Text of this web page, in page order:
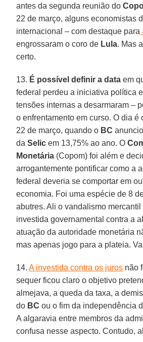
antes da segunda reunião do
22 de março, alguns economistas
internacional – com destaque para
engrossaram o coro de Lula. Mas
certo.
13. É possível definir a data em
federal perdeu a iniciativa política
tensões internas a desarmaram –
o enfrentamento em curso. O dia é
22 de março, quando o BC
daSelic em 13,75% ao ano. O
Monetária (Copom) foi além e
arrogantemente pontificar como a
federal deveria se comportar em
economia. Foi uma espécie de 8
abutres. Ali o vandalismo
investida governamental contra a
atuação da autoridade monetária
mas apenas jogo para a plateia.
14.A investida contra os juros não
sequer ficou claro o objetivo
almejava, a queda da taxa, a
do BC ou o fim da independência
A algaravia entre membros da
confusa nesse aspecto. Contudo,